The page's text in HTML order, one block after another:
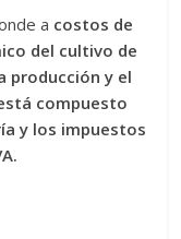
a costos de
del cultivo de
producción y el
compuesto
y los impuestos